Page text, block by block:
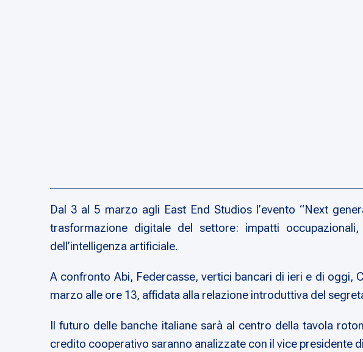
Dal 3 al 5 marzo agli East End Studios l’evento “Next
trasformazione digitale del settore: impatti
dell’intelligenza artificiale.
A confronto Abi, Federcasse, vertici bancari di ieri e di oggi,
marzo alle ore 13, affidata alla relazione introduttiva del
Il futuro delle banche italiane sarà al centro della tavola
credito cooperativo saranno analizzate con il vice presidente